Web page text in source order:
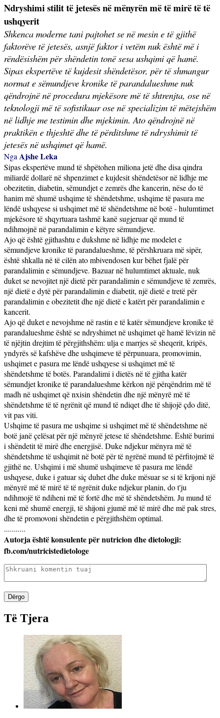
Ndryshimi stilit të jetesës në mënyrën më të mirë të të
ushqyerit
Shkenca moderne tani pajtohet se në mesin e të gjithë
faktorëve të jetesës, asnjë faktor i vetëm nuk është më i
rëndësishëm për shëndetin tonë sesa ushqimi që hamë.
Sipas ekspertëve të kujdesit shëndetësor, për të shmangur
normat e sëmundjeve kronike të parandalueshme nuk
qëndrojnë në procedura mjekësore më të shtrenjta, ose në
teknologji më të sofistikuar ose në specializim të mëtejshëm
në lidhje me testimin dhe mjekimin. Ato qëndrojnë në
praktikën e thjeshtë dhe të përditshme të ndryshimit të
jetesës në ushqimet që hamë.
Nga Ajshe Leka
Sipas ekspertëve mund të shpëtohen miliona jetë dhe disa qindra
miliardë dollarë në shpenzimet e kujdesit shëndetësor në lidhje me
obezitetin, diabetin, sëmundjet e zemrës dhe kancerin, nëse do të
hanim më shumë ushqime të shëndetshme, ushqime të pasura me
lëndë ushqyese si ushqimet më të shëndetshme në botë - hulumtimet
mjekësore të shqyrtuara tashmë kanë sugjeruar që mund të
ndihmojnë në parandalimin e këtyre sëmundjeve.
Ajo që është gjithashtu e dukshme në lidhje me modelet e
sëmundjeve kronike të parandalueshme, të përshkruara më sipër,
është shkalla në të cilën ato mbivendosen kur bëhet fjalë për
parandalimin e sëmundjeve. Bazuar në hulumtimet aktuale, nuk
duket se nevojitet një dietë për parandalimin e sëmundjeve të zemrës,
një dietë e dytë për parandalimin e diabetit, një dietë e tretë për
parandalimin e obezitetit dhe një dietë e katërt për parandalimin e
kancerit.
Ajo që duket e nevojshme në rastin e të katër sëmundjeve kronike të
parandalueshme është se ndryshimet në ushqimet që hamë lëvizin në
të njëjtin drejtim të përgjithshëm: ulja e marrjes së sheqerit, kripës,
yndyrës së kafshëve dhe ushqimeve të përpunuara, promovimin,
ushqimet e pasura me lëndë ushqyese si ushqimet më të
shëndetshme të botës. Parandalimi i dietës në të gjitha katër
sëmundjet kronike të parandalueshme kërkon një përqëndrim më të
madh në ushqimet që nxisin shëndetin dhe një mënyrë më të
shëndetshme të të ngrënit që mund të ndiqet dhe të shijojë çdo ditë,
vit pas viti.
Ushqime të pasura me ushqime si ushqimet më të shëndetshme në
botë janë çelësat për një mënyrë jetese të shëndetshme. Është burimi
i shëndetit të mirë dhe energjisë. Duke ndjekur mënyra më të
shëndetshme të ushqimit në botë për të ngrënë mund të përfitojmë të
gjithë ne. Ushqimi i më shumë ushqimeve të pasura me lëndë
ushqyese, duke i gatuar siç duhet dhe duke mësuar se si të krijoni një
mënyrë më të mirë të të ngrënit duke ndjekur planin, do t'ju
ndihmojë të ndiheni më të fortë dhe më të shëndetshëm. Ju mund të
keni më shumë energji, të shijoni gjumë më të mirë dhe më pak stres,
dhe të promovoni shëndetin e përgjithshëm optimal.
...........
Autorja është konsulente për nutricion dhe dietologji:
fb.com/nutricistedietologe
Dërgo
Të Tjera